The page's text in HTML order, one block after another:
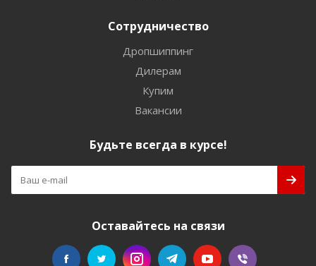
Сотрудничество
Дропшиппинг
Дилерам
Купим
Вакансии
Будьте всегда в курсе!
Оставайтесь на связи